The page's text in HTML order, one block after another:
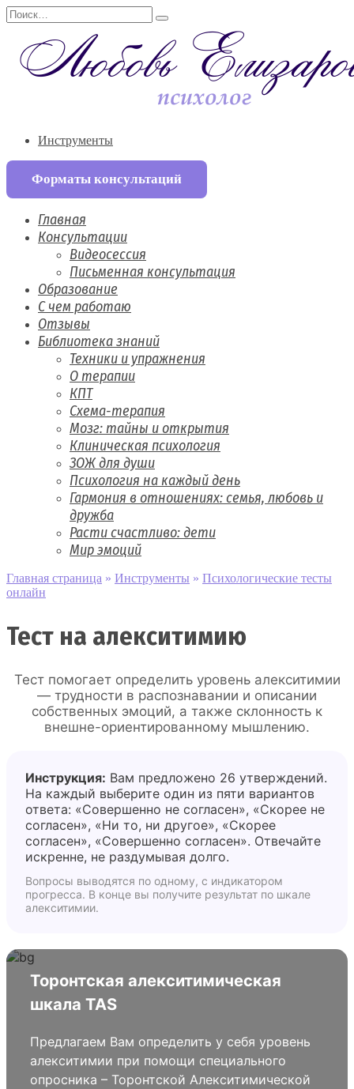
Перейти
к
содержанию
Search
for:
Инструменты
Форматы консультаций
Главная
Консультации
Видеосессия
Письменная консультация
Образование
С чем работаю
Отзывы
Библиотека знаний
Техники и упражнения
О терапии
КПТ
Схема-терапия
Мозг: тайны и открытия
Клиническая психология
ЗОЖ для души
Психология на каждый день
Гармония в отношениях: семья, любовь и
дружба
Расти счастливо: дети
Мир эмоций
Главная страница » Инструменты » Психологические тесты
онлайн
Тест на алекситимию
Тест помогает определить уровень алекситимии
— трудности в распознавании и описании
собственных эмоций, а также склонность к
внешне-ориентированному мышлению.
Инструкция: Вам предложено 26 утверждений.
На каждый выберите один из пяти вариантов
ответа: «Совершенно не согласен», «Скорее не
согласен», «Ни то, ни другое», «Скорее
согласен», «Совершенно согласен». Отвечайте
искренне, не раздумывая долго.
Вопросы выводятся по одному, с индикатором
прогресса. В конце вы получите результат по шкале
алекситимии.
Торонтская алекситимическая
шкала TAS
Предлагаем Вам определить у себя уровень
алекситимии при помощи специального
опросника – Торонтской Алекситимической